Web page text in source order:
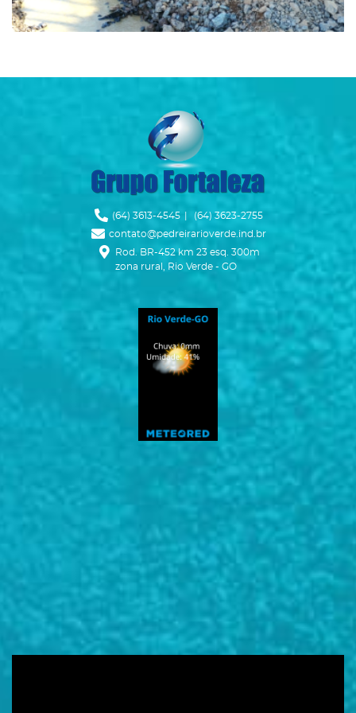
Ícone Telefone
(64) 3613-4545 (64) 3623-2755
Ícone Envelope
contato@pedreirarioverde.ind.br
Ícone Mapa
Rod. BR-452 km 23 esq. 300m
zona rural, Rio Verde - GO